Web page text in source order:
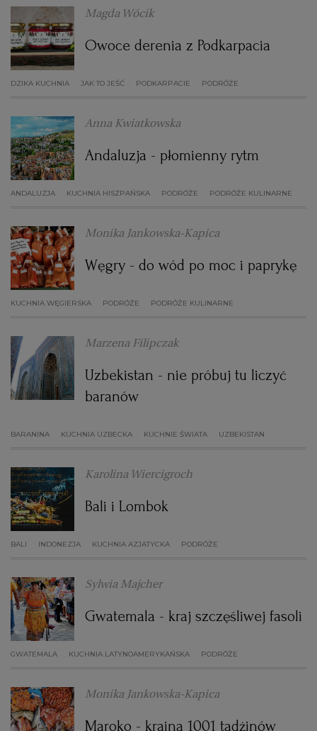
Magda Wócik
Owoce derenia z Podkarpacia
DZIKA KUCHNIA JAK TO JEŚĆ PODKARPACIE PODRÓŻE
Anna Kwiatkowska
Andaluzja - płomienny rytm
ANDALUZJA KUCHNIA HISZPAŃSKA PODRÓŻE PODRÓŻE KULINARNE
Monika Jankowska-Kapica
Węgry - do wód po moc i paprykę
KUCHNIA WĘGIERSKA PODRÓŻE PODRÓŻE KULINARNE
Marzena Filipczak
Uzbekistan - nie próbuj tu liczyć
baranów
BARANINA KUCHNIA UZBECKA KUCHNIE ŚWIATA UZBEKISTAN
Karolina Wiercigroch
Bali i Lombok
BALI INDONEZJA KUCHNIA AZJATYCKA PODRÓŻE
Sylwia Majcher
Gwatemala - kraj szczęśliwej fasoli
GWATEMALA KUCHNIA LATYNOAMERYKAŃSKA PODRÓŻE
Monika Jankowska-Kapica
Maroko - kraina 1001 tadżinów